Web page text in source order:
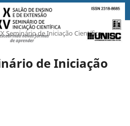
Seminário de Iniciação Científica
de Iniciação